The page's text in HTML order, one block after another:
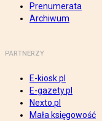
Prenumerata
Archiwum
PARTNERZY
E-kiosk.pl
E-gazety.pl
Nexto.pl
Mała księgowość